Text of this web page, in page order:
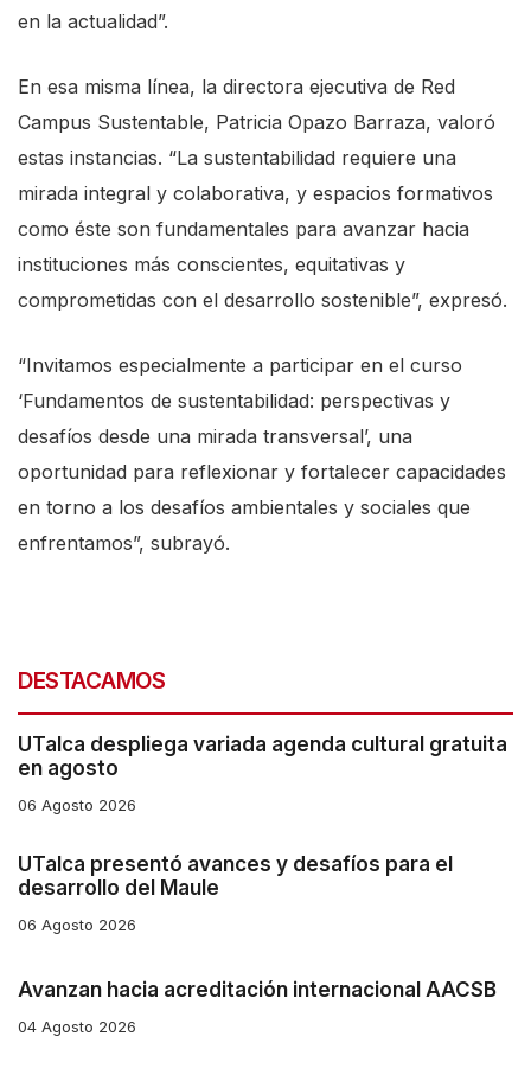
en la actualidad”.
En esa misma línea, la directora ejecutiva de Red
Campus Sustentable, Patricia Opazo Barraza, valoró
estas instancias. “La sustentabilidad requiere una
mirada integral y colaborativa, y espacios formativos
como éste son fundamentales para avanzar hacia
instituciones más conscientes, equitativas y
comprometidas con el desarrollo sostenible”, expresó.
“Invitamos especialmente a participar en el curso
‘Fundamentos de sustentabilidad: perspectivas y
desafíos desde una mirada transversal’, una
oportunidad para reflexionar y fortalecer capacidades
en torno a los desafíos ambientales y sociales que
enfrentamos”, subrayó.
DESTACAMOS
UTalca despliega variada agenda cultural gratuita
en agosto
06 Agosto 2026
UTalca presentó avances y desafíos para el
desarrollo del Maule
06 Agosto 2026
Avanzan hacia acreditación internacional AACSB
04 Agosto 2026